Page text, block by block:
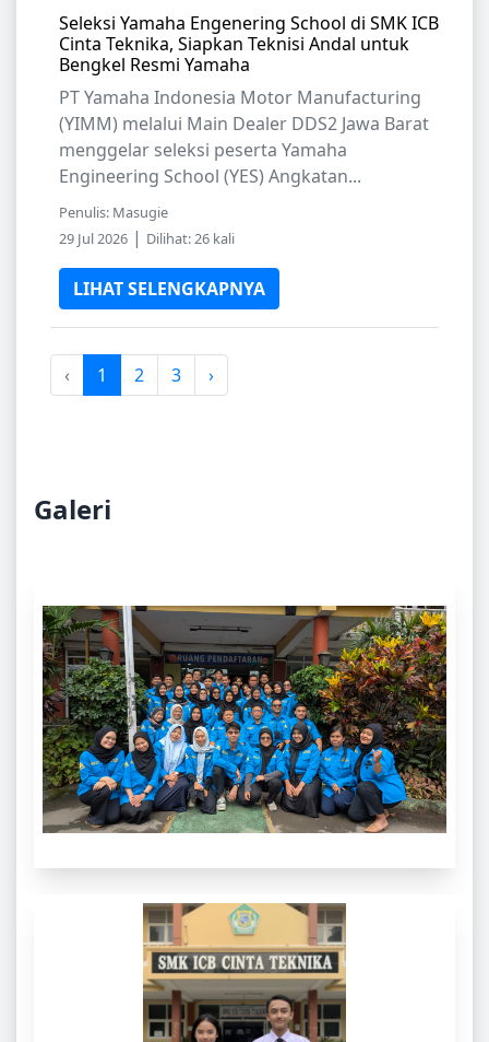
Seleksi Yamaha Engenering School di SMK ICB
Cinta Teknika, Siapkan Teknisi Andal untuk
Bengkel Resmi Yamaha
PT Yamaha Indonesia Motor Manufacturing
(YIMM) melalui Main Dealer DDS2 Jawa Barat
menggelar seleksi peserta Yamaha
Engineering School (YES) Angkatan...
Penulis: Masugie
29 Jul 2026 | Dilihat: 26 kali
LIHAT SELENGKAPNYA
‹ 1 2 3 ›
Galeri